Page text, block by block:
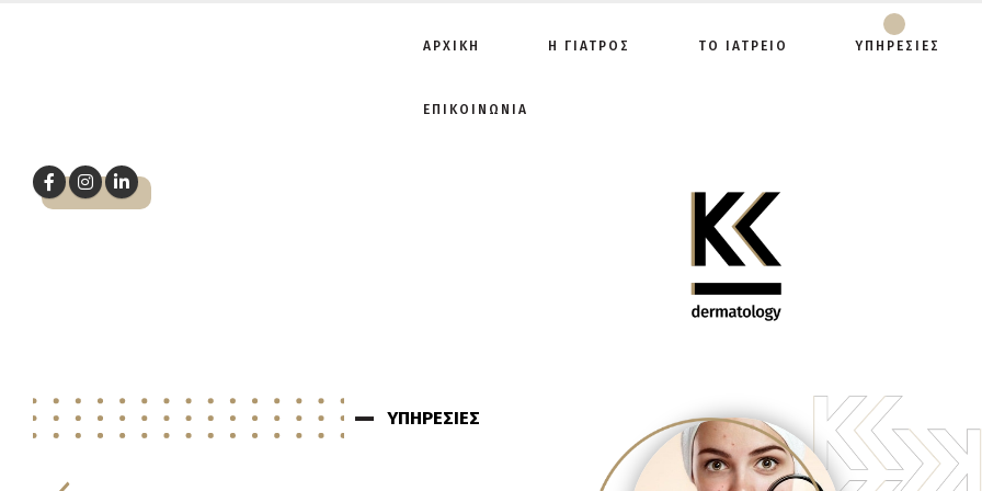
ΑΡΧΙΚΗ Η ΓΙΑΤΡΟΣ ΤΟ ΙΑΤΡΕΙΟ ΥΠΗΡΕΣΙΕΣ
ΕΠΙΚΟΙΝΩΝΙΑ
ΥΠΗΡΕΣΙΕΣ